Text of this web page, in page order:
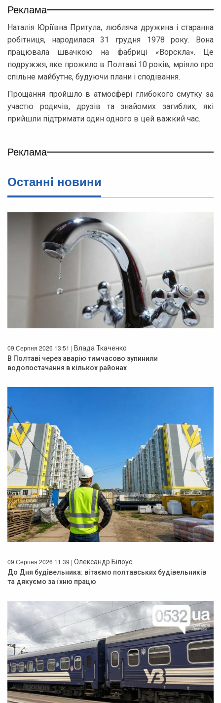
Реклама
Наталія Юріївна Притула, любляча дружина і старанна
робітниця, народилася 31 грудня 1978 року. Вона
працювала швачкою на фабриці «Ворскла». Це
подружжя, яке прожило в Полтаві 10 років, мріяло про
спільне майбутнє, будуючи плани і сподівання.
Прощання пройшло в атмосфері глибокого смутку за
участю родичів, друзів та знайомих загиблих, які
прийшли підтримати один одного в цей важкий час.
Реклама
Останнi новини
09 Серпня 2026 13:51 | Влада Ткаченко
В Полтаві через аварію тимчасово зупинили
водопостачання в кількох районах
09 Серпня 2026 11:39 | Олександр Білоус
До Дня будівельника: вітаємо полтавських будівельників
та дякуємо за їхню працю